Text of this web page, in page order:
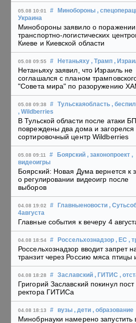
05.08 10:01 # Минобороны ,
Украина
Минобороны заявило о поражении
транспортно-логистических
Киеве и Киевской области
05.08 09:55 # Нетаньяху , Трамп ,
Нетаньяху заявил, что Израиль не
соглашался с планом
"Совета мира" по разоружению
05.08 09:38 # Тульскаяобласть ,
, Wildberries
В Тульской области после атаки
повреждены два дома и загорелся
сортировочный центр Wildberries
05.08 09:11 # Боярский , законопроект ,
видеоигры
Боярский: Новая Дума вернется к
о регулировании видеоигр после
выборов
04.08 19:02 # Главныеновости ,
4августа
Главные события к вечеру 4
04.08 18:54 # Россельхознадзор , ЕС ,
Россельхознадзор вводит запрет
транзит через Россию мяса птицы
04.08 18:28 # Заславский , ГИТИС ,
Григорий Заславский покинул пост
ректора ГИТИСа
04.08 18:13 # вузы , дети , образование
Минобрнауки намерено запустить